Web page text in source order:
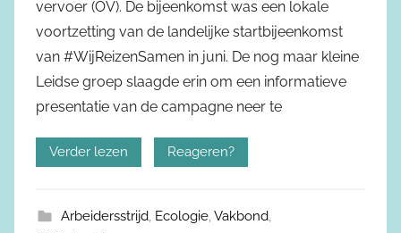
vervoer (OV). De bijeenkomst was een lokale
voortzetting van de landelijke startbijeenkomst
van #WijReizenSamen in juni. De nog maar kleine
Leidse groep slaagde erin om een informatieve
presentatie van de campagne neer te
Verder lezen Reageren?
Arbeidersstrijd, Ecologie,Vakbond,